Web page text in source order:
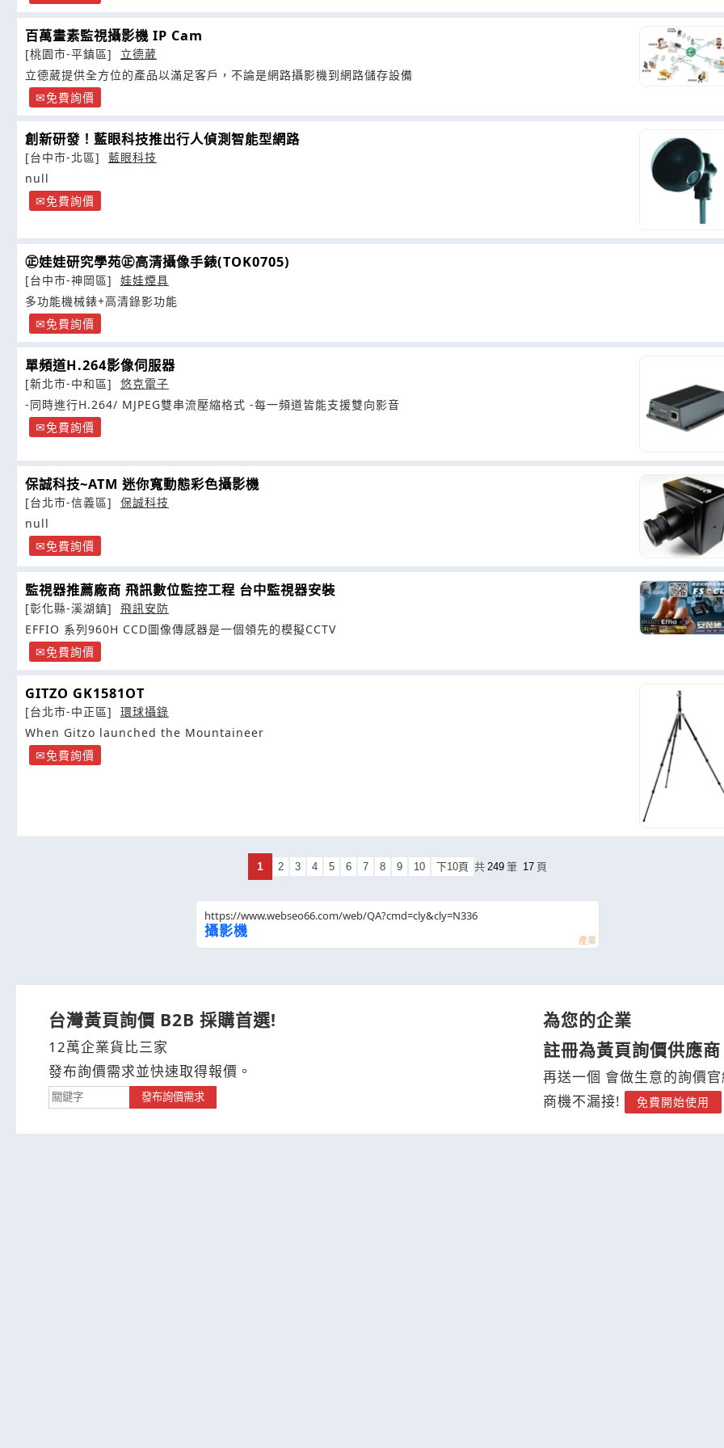
百萬畫素監視攝影機 IP Cam
[桃園市-平鎮區]
立德葳
立德葳提供全方位的產品以滿足客戶，不論是網路攝影機到網路儲存設備
免費詢價
創新研發！藍眼科技推出行人偵測智能型網路
[台中市-北區]
藍眼科技
null
免費詢價
㊣娃娃研究學苑㊣高清攝像手錶(TOK0705)
[台中市-神岡區]
娃娃煙具
多功能機械錶+高清錄影功能
免費詢價
單頻道H.264影像伺服器
[新北市-中和區]
悠克電子
-同時進行H.264/ MJPEG雙串流壓縮格式 -每一頻道皆能支援雙向影音
免費詢價
保誠科技~ATM 迷你寬動態彩色攝影機
[台北市-信義區]
保誠科技
null
免費詢價
監視器推薦廠商 飛訊數位監控工程 台中監視器安裝
[彰化縣-溪湖鎮]
飛訊安防
EFFIO 系列960H CCD圖像傳感器是一個領先的模擬CCTV
免費詢價
GITZO GK1581OT
[台北市-中正區]
環球攝錄
When Gitzo launched the Mountaineer
免費詢價
1 2 3 4 5 6 7 8 9 10 下10頁 共 249 筆 17 頁
https://www.webseo66.com/web/QA?cmd=cly&cly=N336
攝影機
台灣黃頁詢價 B2B 採購首選!
12萬企業貨比三家
發布詢價需求並快速取得報價。
發布詢價需求
為您的企業
註冊為黃頁詢價供應商
再送一個 會做生意的詢價
商機不漏接!
免費開始使用